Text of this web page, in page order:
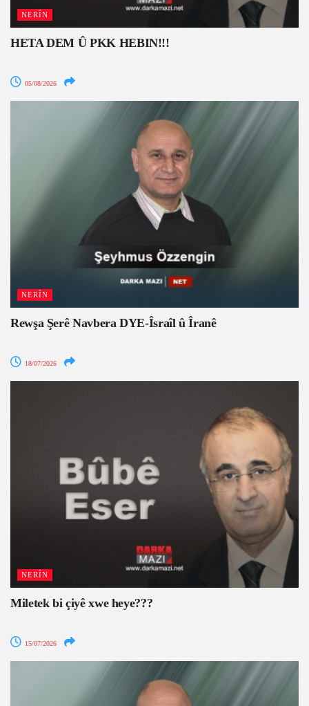
NERÎN
HETA DEM Û PKK HEBIN!!!
05/08/2026
NERÎN
Rewşa Şerê Navbera DYE-Îsraîl û Îranê
18/07/2026
NERÎN
Miletek bi çiyê xwe heye???
15/07/2026